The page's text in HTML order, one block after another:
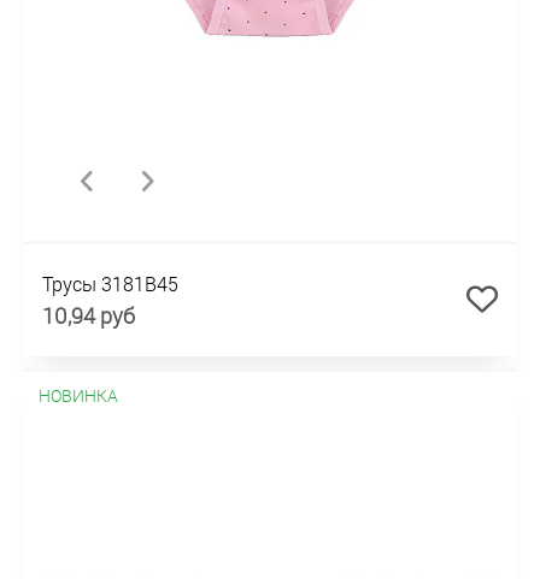
Трусы 3181B45
10,94 руб
НОВИНКА